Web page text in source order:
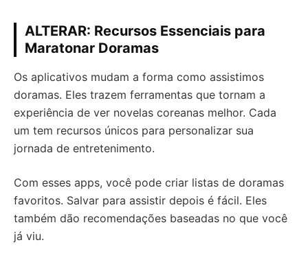
ALTERAR: Recursos Essenciais para
Maratonar Doramas
Os aplicativos mudam a forma como assistimos
doramas. Eles trazem ferramentas que tornam a
experiência de ver novelas coreanas melhor. Cada
um tem recursos únicos para personalizar sua
jornada de entretenimento.
Com esses apps, você pode criar listas de doramas
favoritos. Salvar para assistir depois é fácil. Eles
também dão recomendações baseadas no que você
já viu.